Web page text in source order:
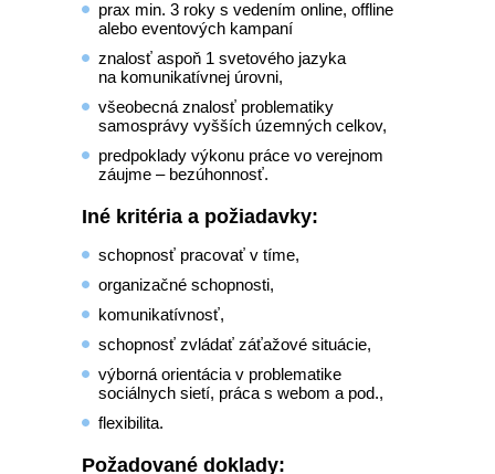
prax min. 3 roky s vedením online, offline
alebo eventových kampaní
znalosť aspoň 1 svetového jazyka
na komunikatívnej úrovni,
všeobecná znalosť problematiky
samosprávy vyšších územných celkov,
predpoklady výkonu práce vo verejnom
záujme – bezúhonnosť.
Iné kritéria a požiadavky:
schopnosť pracovať v tíme,
organizačné schopnosti,
komunikatívnosť,
schopnosť zvládať záťažové situácie,
výborná orientácia v problematike
sociálnych sietí, práca s webom a pod.,
flexibilita.
Požadované doklady: